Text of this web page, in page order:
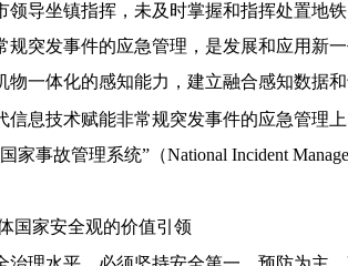
领导坐镇指挥，未及时掌握和指挥处置地
规突发事件的应急管理，是发展和应用新
物一体化的感知能力，建立融合感知数据
信息技术赋能非常规突发事件的应急管理
家事故管理系统”（National Incident
国家安全观的价值引领